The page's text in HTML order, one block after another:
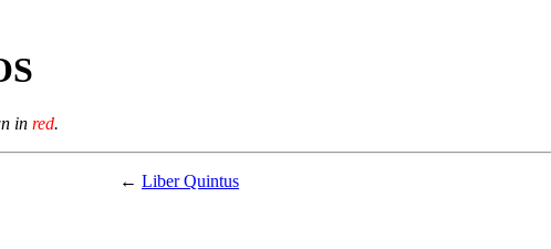
in red.
← Liber Quintus